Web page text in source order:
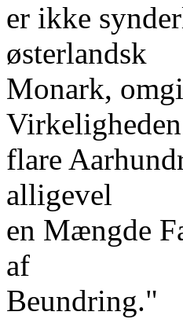
er ikke
østerlandsk
Monark,
Virkeligheden
flare
alligevel
en Mængde
af
Beundring."